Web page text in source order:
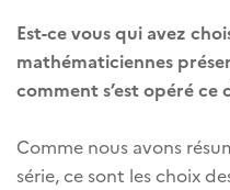
Est-ce vous qui avez
mathématiciennes
comment s’est opéré ce
Comme nous avons
série, ce sont les choix